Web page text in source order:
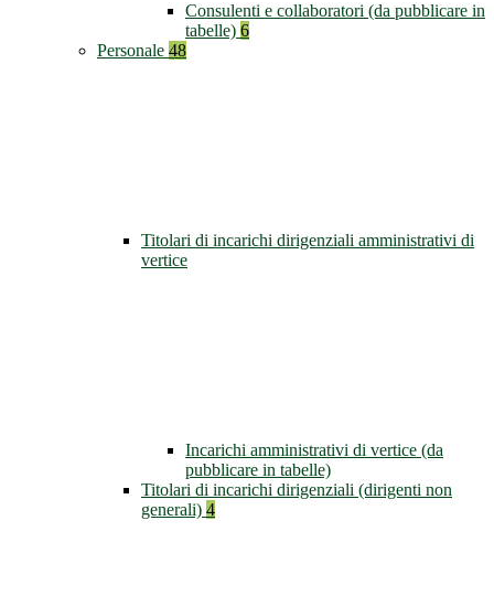
Consulenti e collaboratori (da pubblicare in
tabelle) 6
Personale 48
Titolari di incarichi dirigenziali amministrativi di
vertice
Incarichi amministrativi di vertice (da
pubblicare in tabelle)
Titolari di incarichi dirigenziali (dirigenti non
generali) 4